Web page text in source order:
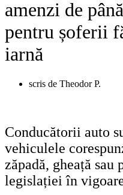
amenzi de
pentru șoferii
iarnă
scris de Theodor P.
Conducătorii auto
vehiculele
zăpadă, gheață sau
legislației în